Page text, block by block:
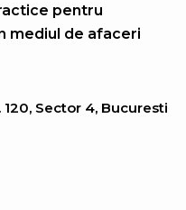
pentru
mediul de afaceri
120, Sector 4, Bucuresti